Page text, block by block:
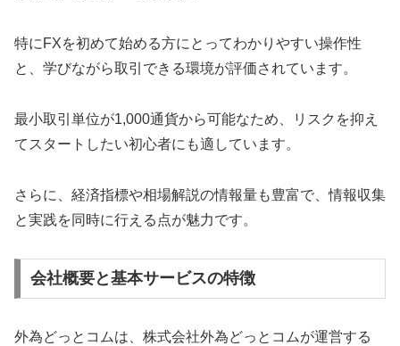
特にFXを初めて始める方にとってわかりやすい操作性
と、学びながら取引できる環境が評価されています。
最小取引単位が1,000通貨から可能なため、リスクを抑え
てスタートしたい初心者にも適しています。
さらに、経済指標や相場解説の情報量も豊富で、情報収集
と実践を同時に行える点が魅力です。
会社概要と基本サービスの特徴
外為どっとコムは、株式会社外為どっとコムが運営する